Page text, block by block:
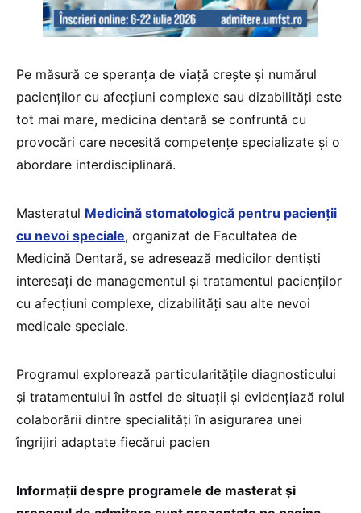
Pe măsură ce speranța de viață crește și numărul
pacienților cu afecțiuni complexe sau dizabilități este
tot mai mare, medicina dentară se confruntă cu
provocări care necesită competențe specializate și o
abordare interdisciplinară.
Masteratul Medicină stomatologică pentru pacienții
cu nevoi speciale, organizat de Facultatea de
Medicină Dentară, se adresează medicilor dentiști
interesați de managementul și tratamentul pacienților
cu afecțiuni complexe, dizabilități sau alte nevoi
medicale speciale.
Programul explorează particularitățile diagnosticului
și tratamentului în astfel de situații și evidențiază rolul
colaborării dintre specialități în asigurarea unei
îngrijiri adaptate fiecărui pacien
Informații despre programele de masterat și